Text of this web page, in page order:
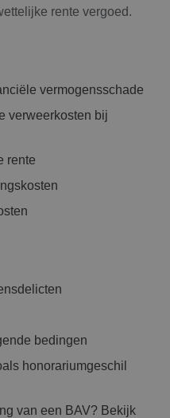
rente vergoed.
vermogensschade
verweerkosten bij
rente
bedingen
honorariumgeschil
van een BAV? Bekijk